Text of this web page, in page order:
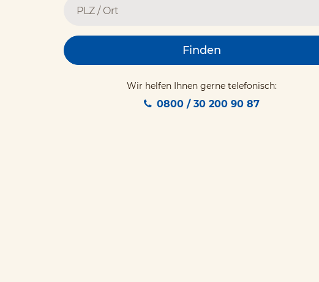
Finden
Wir helfen Ihnen gerne telefonisch:
0800 / 30 200 90 87